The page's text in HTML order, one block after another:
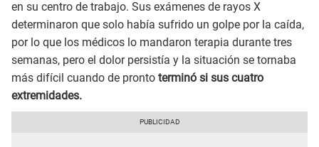
en su centro de trabajo. Sus exámenes de rayos X
determinaron que solo había sufrido un golpe por la caída,
por lo que los médicos lo mandaron terapia durante tres
semanas, pero el dolor persistía y la situación se tornaba
más difícil cuando de pronto terminó si sus cuatro
extremidades.